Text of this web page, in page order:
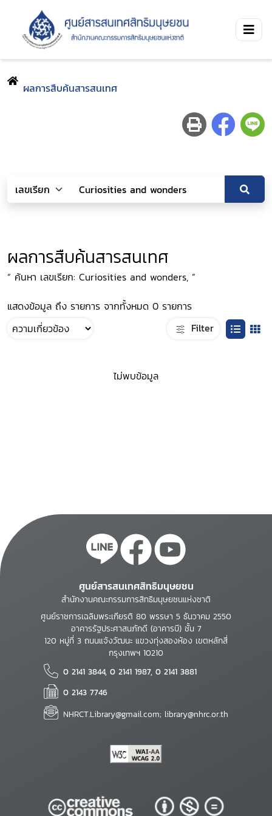
ผลการสืบค้นสารสนเทศ
ผลการสืบค้นสารสนเทศ
“ ค้นหา เลขเรียก: Curiosities and wonders, ”
แสดงข้อมูล ถึง รายการ จากทั้งหมด 0 รายการ
Filter
ไม่พบข้อมูล
ศูนย์สารสนเทศสิทธิมนุษยชน
สำนักงานคณะกรรมการสิทธิมนุษยชนแห่งชาติ
ศูนย์ราชการเฉลิมพระเกียรติ 80 พรรษา 5 ธันวาคม 2550
อาคารรัฐประศาสนภักดี (อาคารบี) ชั้น 7
120 หมู่ที่ 3 ถนนแจ้งวัฒนะ แขวงทุ่งสองห้อง เขตหลักสี่
กรุงเทพฯ 10210
0 2141 3844, 0 2141 1987, 0 2141 3881
0 2143 7746
NHRCT.Library@gmail.com; library@nhrc.or.th